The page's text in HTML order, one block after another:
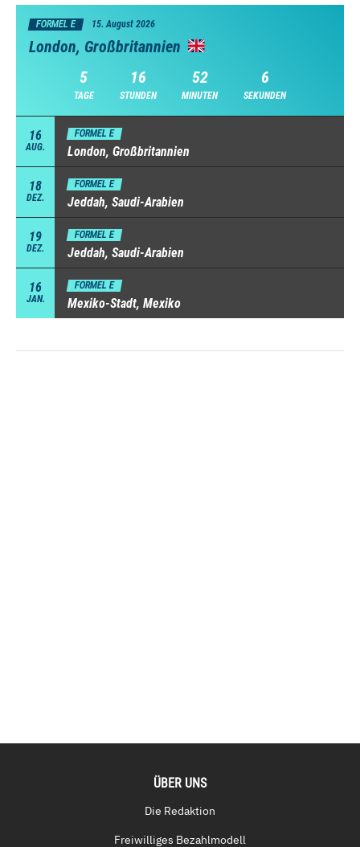
FORMEL E 15. August 2026
London, Großbritannien
5
TAGE
16
STUNDEN
52
MINUTEN
5
SEKUNDEN
16
AUG.
FORMEL E
London, Großbritannien
18
DEZ.
FORMEL E
Jeddah, Saudi-Arabien
19
DEZ.
FORMEL E
Jeddah, Saudi-Arabien
16
JAN.
FORMEL E
Mexiko-Stadt, Mexiko
ÜBER UNS
Die Redaktion
Freiwilliges Bezahlmodell